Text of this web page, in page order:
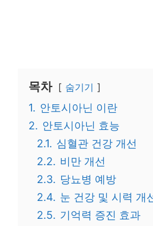
목차 숨기기
1. 안토시아닌 이란
2. 안토시아닌 효능
2.1. 심혈관 건강 개선
2.2. 비만 개선
2.3. 당뇨병 예방
2.4. 눈 건강 및 시력 개
2.5. 기억력 증진 효과